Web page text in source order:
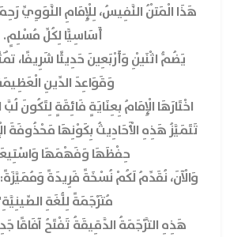
هَذَا الْمَتْنُ النَّفِيسُ، لِلْإِمَامِ النَّوَوِيِّ
أَسَاسِيًّا لِكُلِّ مُسْلِمٍ.
يَضُمُّ اثْنَيْنِ وَأَرْبَعِينَ حَدِيثًا شَرِيفًا،
وَقَوَاعِدَ الدِّينِ
اخْتَارَهَا الْإِمَامُ بِعِنَايَةٍ فَائِقَةٍ لِتَكُونَ
تَتَمَيَّزُ هَذِهِ الْأَحَادِيثُ بِكَوْنِهَا مَحْذُوفَةَ
حِفْظَهَا وَفَهْمَهَا
وَالْآنَ، نُقَدِّمُ لَكُمْ نُسْخَةً فَرِيدَةً وَمُمَيَّزَةً:
مُتَرْجَمَةً لِلُّغَةِ
هَذِهِ التَّرْجَمَةُ الدَّقِيقَةُ تَفْتَحُ آفَاقًا